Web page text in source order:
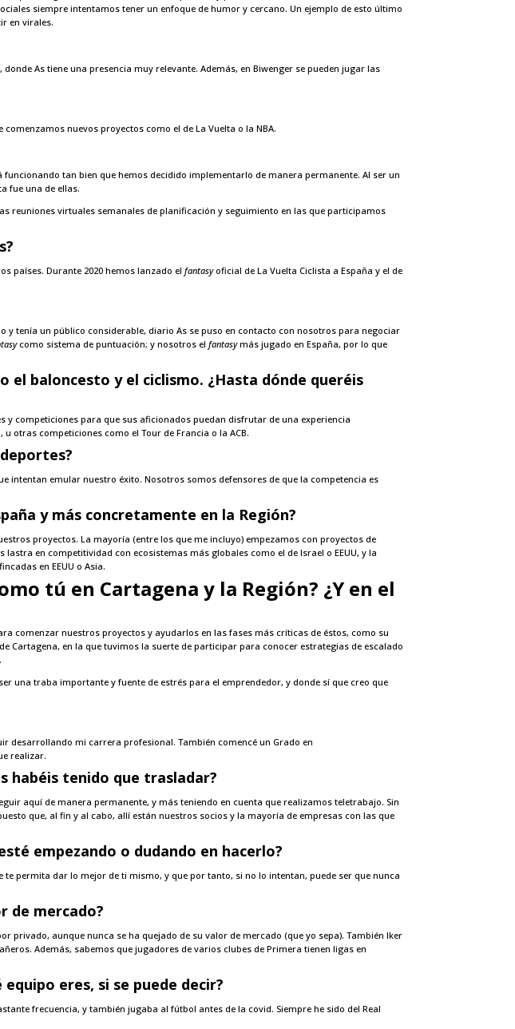
siempre intentamos tener un enfoque de humor y cercano. Un ejemplo de esto último
en virales.
As tiene una presencia muy relevante. Además, en Biwenger se pueden jugar las
nuevos proyectos como el de La Vuelta o la NBA.
tan bien que hemos decidido implementarlo de manera permanente. Al ser un
fue una de ellas.
virtuales semanales de planificación y seguimiento en las que participamos
países. Durante 2020 hemos lanzado elfantasyoficial de La Vuelta Ciclista a España y el de
tenía un público considerable, diario As se puso en contacto con nosotros para negociar
como sistema de puntuación; y nosotros elfantasymás jugado en España, por lo que
baloncesto y el ciclismo. ¿Hasta dónde queréis
competiciones para que sus aficionados puedan disfrutar de una experiencia
otras competiciones como el Tour de Francia o la ACB.
intentan emular nuestro éxito. Nosotros somos defensores de que la competencia es
y más concretamente en la Región?
proyectos. La mayoría (entre los que me incluyo) empezamos con proyectos de
en competitividad con ecosistemas más globales como el de Israel o EEUU, y la
en EEUU o Asia.
tú en Cartagena y la Región? ¿Y en el
comenzar nuestros proyectos y ayudarlos en las fases más críticas de éstos, como su
Cartagena, en la que tuvimos la suerte de participar para conocer estrategias de escalado
una traba importante y fuente de estrés para el emprendedor, y donde sí que creo que
desarrollando mi carrera profesional. También comencé un Grado en
realizar.
habéis tenido que trasladar?
aquí de manera permanente, y más teniendo en cuenta que realizamos teletrabajo. Sin
que, al fin y al cabo, allí están nuestros socios y la mayoría de empresas con las que
empezando o dudando en hacerlo?
permita dar lo mejor de ti mismo, y que por tanto, si no lo intentan, puede ser que nunca
de mercado?
privado, aunque nunca se ha quejado de su valor de mercado (que yo sepa). También Iker
Además, sabemos que jugadores de varios clubes de Primera tienen ligas en
eres, si se puede decir?
frecuencia, y también jugaba al fútbol antes de la covid. Siempre he sido del Real